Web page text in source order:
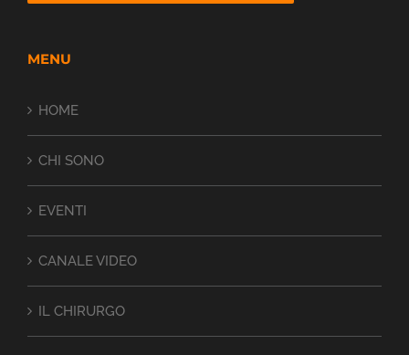
MENU
HOME
CHI SONO
EVENTI
CANALE VIDEO
IL CHIRURGO